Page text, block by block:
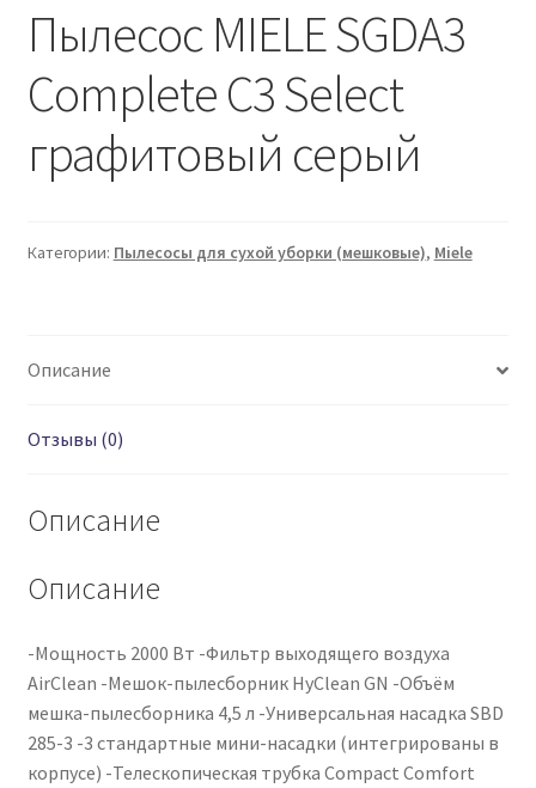
Пылесос MIELE SGDA3
Complete C3 Select
графитовый серый
Категории: Пылесосы для сухой уборки (мешковые), Miele
Описание
Отзывы (0)
Описание
Описание
-Мощность 2000 Вт -Фильтр выходящего воздуха
AirClean -Мешок-пылесборник HyClean GN -Объём
мешка-пылесборника 4,5 л -Универсальная насадка SBD
285-3 -3 стандартные мини-насадки (интегрированы в
корпусе) -Телескопическая трубка Compact Comfort